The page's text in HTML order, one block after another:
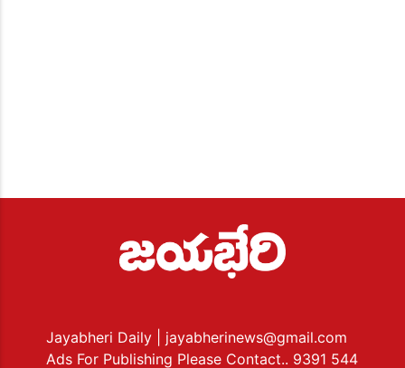
Jayabheri Daily
| jayabherinews@gmail.com
Ads For Publishing Please Contact.. 9391 544